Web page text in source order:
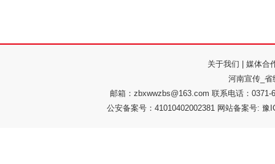
关于我们
媒体合
河南宣传_省
邮箱：zbxwwzbs@163.com 联系电话：
公安备案号：41010402002381 网站备案号: